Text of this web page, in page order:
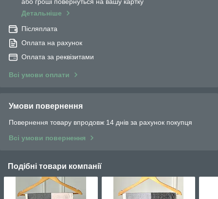
Детальніше
Післяплата
Оплата на рахунок
Оплата за реквізитами
Всі умови оплати
Умови повернення
Повернення товару впродовж 14 днів за рахунок покупця
Всі умови повернення
Подібні товари компанії